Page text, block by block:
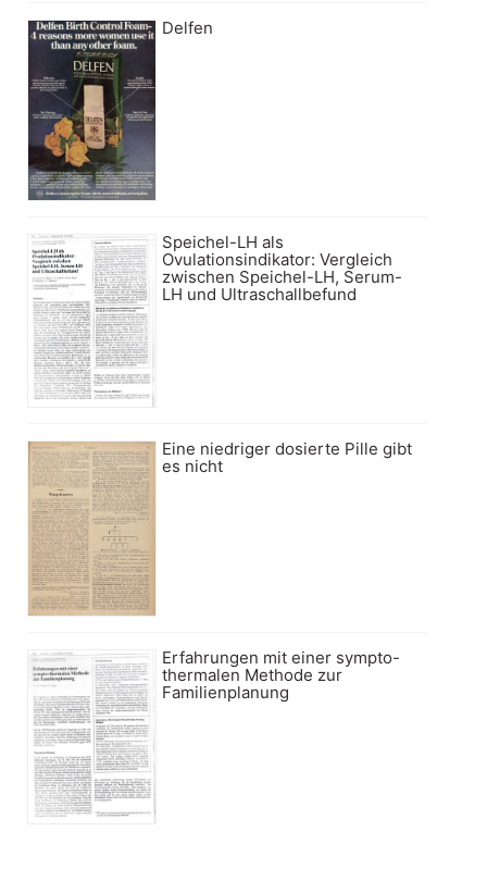
Delfen
Speichel-LH als
Ovulationsindikator: Vergleich
zwischen Speichel-LH, Serum-
LH und Ultraschallbefund
Eine niedriger dosierte Pille gibt
es nicht
Erfahrungen mit einer sympto-
thermalen Methode zur
Familienplanung